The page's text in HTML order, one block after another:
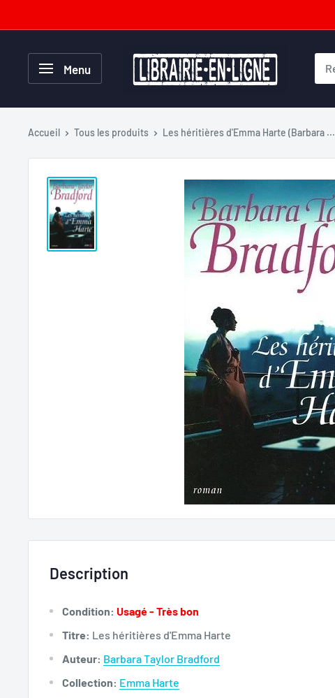
au
contenu
Menu
Librairie-
en-
Accueil Tous les produits Les héritières d'Emma Harte (Barbara ...
Description
Condition: Usagé - Très bon
Titre: Les héritières d'Emma Harte
Auteur: Barbara Taylor Bradford
Collection: Emma Harte